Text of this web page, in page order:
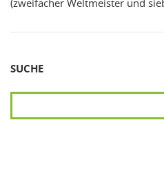
(zweifacher Weltmeister und
SUCHE